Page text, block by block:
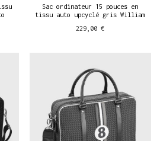
Sac ordinateur 15 pouces en
tissu auto upcyclé gris William
229,00 €